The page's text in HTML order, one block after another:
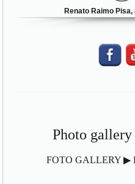
Renato Raimo
Photo
FOTO GALLERY ▶